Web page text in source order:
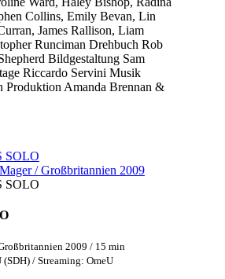
Collins, Emily Bevan, Lin
James Rallison, Liam
Runciman Drehbuch Rob
Bildgestaltung Sam
Riccardo Servini Musik
Produktion Amanda Brennan &
SOLO
/ Großbritannien 2009
SOLO
2009 / 15 min
(SDH) / Streaming: OmeU